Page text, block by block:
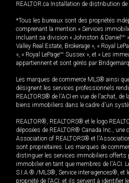
REALTOR.ca Installation de distribution
*Tous les bureaux sont des propriétés
comprenant la mention « Services
incluant sa division « Johnston & Daniel MD
Valley Real Estate, Brokerage », « Royal
», « Royal LePageMD Sussex », et « Les
appartiennent et sont gérés par
Les marques de commerce MLS® ainsi
désignent les services professionnels
REALTORS® de l'ACI en vue de l'achat, de
biens immobiliers dans le cadre d'un
REALTOR®, REALTORS® et le logo
déposées de REALTOR® Canada Inc., une
Association of REALTORS® et
sont propriétaires. Les marques de
distinguer les services immobiliers offerts
immobilier en tant que membres de l'ACI.
S.I.A.® /MLS®, Service inter-agences®, et
propriété de l'ACI, et ils servent à identifier